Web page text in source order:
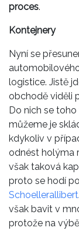
proces.
Kontejnery
Nyní se
logistice. Jistě
obchodě viděli
Do nich se
můžeme je
kdykoliv v
odnést holýma
však taková
proto se hodí
Schoellerallibert
však bavit v
protože na